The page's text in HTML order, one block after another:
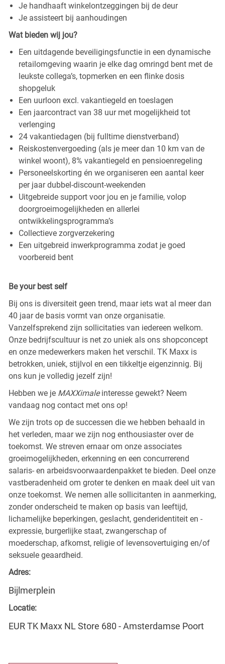
Je handhaaft winkelontzeggingen bij de deur
Je assisteert bij aanhoudingen
Wat bieden wij jou?
Een uitdagende beveiligingsfunctie in een dynamische
retailomgeving waarin je elke dag omringd bent met de
leukste collega’s, topmerken en een flinke dosis
shopgeluk
Een uurloon excl. vakantiegeld en toeslagen
Een jaarcontract van 38 uur met mogelijkheid tot
verlenging
24 vakantiedagen (bij fulltime dienstverband)
Reiskostenvergoeding (als je meer dan 10 km van de
winkel woont), 8% vakantiegeld en pensioenregeling
Personeelskorting én we organiseren een aantal keer
per jaar dubbel-discount-weekenden
Uitgebreide support voor jou en je familie, volop
doorgroeimogelijkheden en allerlei
ontwikkelingsprogramma’s
Collectieve zorgverzekering
Een uitgebreid inwerkprogramma zodat je goed
voorbereid bent
Be your best self
Bij ons is diversiteit geen trend, maar iets wat al meer dan
40 jaar de basis vormt van onze organisatie.
Vanzelfsprekend zijn sollicitaties van iedereen welkom.
Onze bedrijfscultuur is net zo uniek als ons shopconcept
en onze medewerkers maken het verschil. TK Maxx is
betrokken, uniek, stijlvol en een tikkeltje eigenzinnig. Bij
ons kun je volledig jezelf zijn!
Hebben we je MAXXimaleinteresse gewekt? Neem
vandaag nog contact met ons op!
We zijn trots op de successen die we hebben behaald in
het verleden, maar we zijn nog enthousiaster over de
toekomst. We streven ernaar om onze associates
groeimogelijkheden, erkenning en een concurrerend
salaris- en arbeidsvoorwaardenpakket te bieden. Deel onze
vastberadenheid om groter te denken en maak deel uit van
onze toekomst. We nemen alle sollicitanten in aanmerking,
zonder onderscheid te maken op basis van leeftijd,
lichamelijke beperkingen, geslacht, genderidentiteit en -
expressie, burgerlijke staat, zwangerschap of
moederschap, afkomst, religie of levensovertuiging en/of
seksuele geaardheid.
Adres:
Bijlmerplein
Locatie:
EUR TK Maxx NL Store 680 - Amsterdamse Poort